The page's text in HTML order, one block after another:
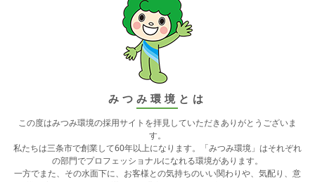
みつみ環境とは
この度はみつみ環境の採用サイトを拝見していただきありがとうございま
す。
私たちは三条市で創業して60年以上になります。「みつみ環境」はそれぞれ
の部門でプロフェッショナルになれる環境があります。
一方でまた、その水面下に、お客様との気持ちのいい関わりや、気配り、意